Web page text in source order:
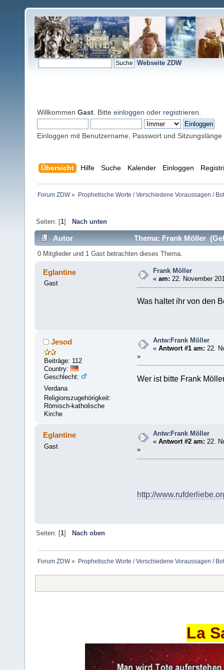
Webseite ZDW
Willkommen Gast . Bitte einloggen oder registrieren
Einloggen mit Benutzername, Passwort und Sitzungslänge
Übersicht Hilfe Suche Kalender Einloggen
Forum ZDW» Prophetische Worte / Verschiedene Voraussagen /
Seiten: [1] Nach unten
Autor Thema: Frank Möller
0 Mitglieder und 1 Gast betrachten dieses Thema.
Eglantine
Gast
Frank Möller
«am: 22. November
Was haltet ihr von den
Jesod
Beiträge: 112
Country:
Geschlecht:
Verdana
Religionszugehörigkeit:
Römisch-katholische
Kirche
Antw:Frank Möller
«Antwort #1 am: 22.
»
Wer ist bitte Frank
Eglantine
Gast
Antw:Frank Möller
«Antwort #2 am: 22.
»
http://
Seiten: [1] Nach oben
Forum ZDW» Prophetische Worte / Verschiedene Voraussagen /
La